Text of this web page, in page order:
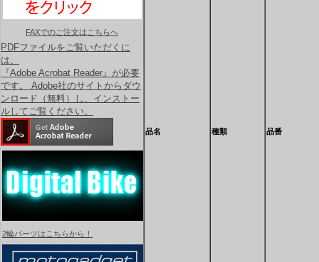
FAXでのご注文はこちらへ
PDFファイルをご覧いただくに
は、
『Adobe Acrobat Reader』が必要
です。 Adobe社のサイトからダウ
ンロード（無料）し、インストー
ルしてご覧ください。
2輪パーツはこちらから！
品名 種類 品番